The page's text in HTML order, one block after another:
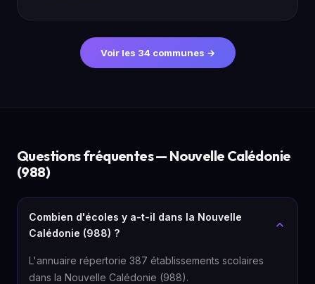
Voir les 34 communes →
Questions fréquentes — Nouvelle Calédonie
(988)
Combien d'écoles y a-t-il dans la Nouvelle
Calédonie (988) ?
L'annuaire répertorie 387 établissements scolaires
dans la Nouvelle Calédonie (988).